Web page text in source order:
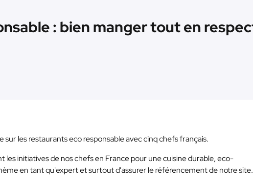
: bien manger tout en
les restaurants eco responsable avec cinq chefs français.
initiatives de nos chefs en France pour une cuisine durable, eco-
en tant qu'expert et surtout d'assurer le référencement de notre site.